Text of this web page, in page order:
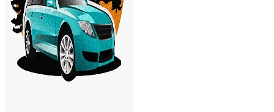
Click to enlarge